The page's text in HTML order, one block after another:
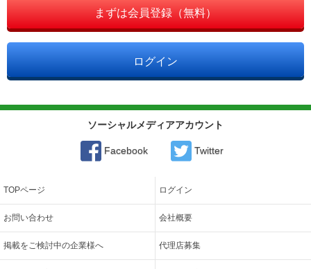
まずは会員登録（無料）
ログイン
ソーシャルメディアアカウント
Facebook Twitter
TOPページ ログイン
お問い合わせ 会社概要
掲載をご検討中の企業様へ 代理店募集